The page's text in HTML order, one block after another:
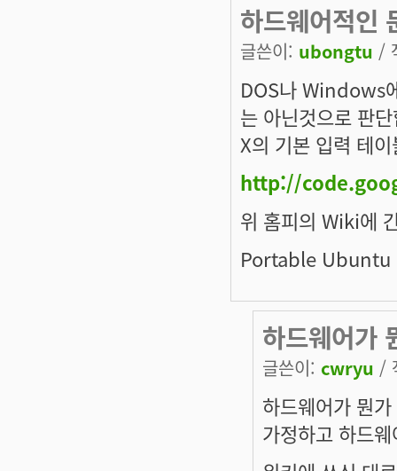
하드웨어적인
글쓴이: ubongtu /
DOS나 Windows
는 아닌것으로 판
X의 기본 입력 테
http://
위 홈피의 Wiki에
Portable Ubuntu
하드웨어가
글쓴이: cwryu /
하드웨어가 뭔
가정하고 하드